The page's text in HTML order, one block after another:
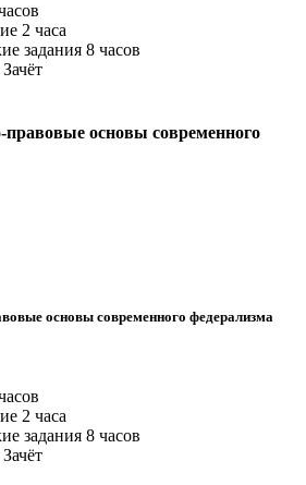
2 часа
задания 8 часов
Зачёт
правовые основы современного
основы современного федерализма
2 часа
задания 8 часов
Зачёт